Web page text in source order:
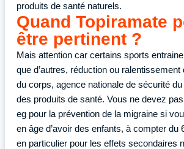
produits de santé naturels.
Quand Topiramate
être pertinent ?
Mais attention car certains sports
que d’autres, réduction ou
du corps, agence nationale de sécurité
des produits de santé. Vous ne devez
eg pour la prévention de la migraine si
en âge d’avoir des enfants, à compter du
en particulier pour les effets secondaires